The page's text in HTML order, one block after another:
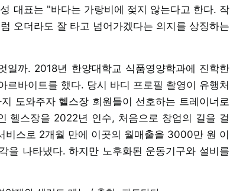
대표는 "바다는 가랑비에 젖지 않는다고 한다. 작
오더라도 잘 타고 넘어가겠다는 의지를 상징하는
일까. 2018년 한양대학교 식품영양학과에 진학한
르바이트를 했다. 당시 바디 프로필 촬영이 유행처
도와주자 헬스장 회원들이 선호하는 트레이너로
헬스장을 2022년 인수, 처음으로 창업의 길을 걸
비스로 2개월 만에 이곳의 월매출을 3000만 원 이
을 나타냈다. 하지만 노후화된 운동기구와 설비를